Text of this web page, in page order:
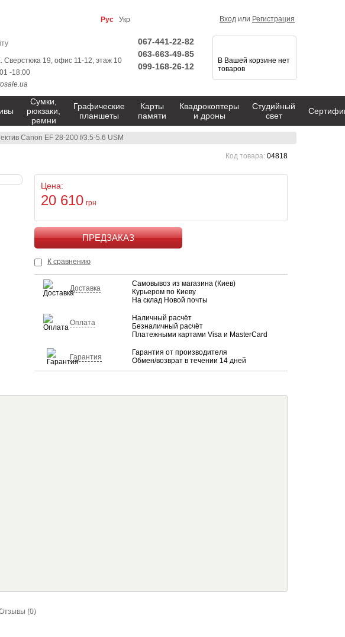
Canon EF 28-200 f/3.5-5.6 USM
Код товара: 04818
Цена:
20 610 грн
К сравнению
Доставка
Самовывоз из магазина (Киев)
Курьером по Киеву
На склад Новой почты
Оплата
Наличный расчёт
Безналичный расчёт
Платежными картами Visa и MasterCard
Гарантия
Гарантия от производителя
Обмен/возврат в течении 14 дней
Отзывы (0)
Рус Укр Вход или Регистрация
Сверстюка 19, офис 11-12, этаж 10
-18:00
067-441-22-82
063-663-49-85
099-168-26-12
В Вашей корзине нет
товаров
Сумки,
рюкзаки,
ремни
Графические
планшеты
Карты
памяти
Квадрокоптеры
и дроны
Студийный
свет